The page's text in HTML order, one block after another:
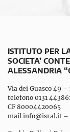
ISTITUTO PER
SOCIETA’
ALESSANDRIA
Via dei Guasco 49 –
telefono 0131
CF 80004420065
mail info@isral.it –